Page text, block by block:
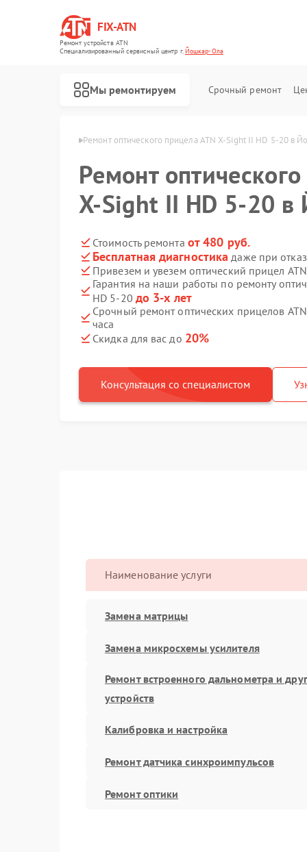
FIX-ATN
Ремонт устройств ATN
Специализированный cервисный центр г.Йошкар-Ола
Мы ремонтируем Срочный ремонт
ATN в Йошкар-Оле Ремонт оптического прицела ATN X-Sight II HD 5-20 в
Ремонт
X-Sight II HD 5-20
Стоимость ремонта от 480 руб.
Бесплатная диагностика даже при
Привезем и увезем оптический прицел
Гарантия на наши работы по ремонту
HD 5-20 до 3-х лет
Срочный ремонт оптических прицелов
часа
Скидка для вас до 20%
Консультация со специалистом
Наименование услуги
Замена матрицы
Замена микросхемы усилителя
Ремонт встроенного дальнометра и
устройств
Калибровка и настройка
Ремонт датчика синхроимпульсов
Ремонт оптики